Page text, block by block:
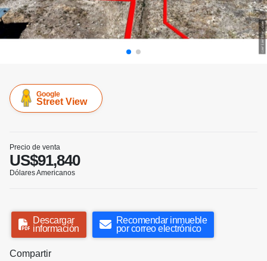
Google
Street View
Precio de venta
US$91,840
Dólares Americanos
Descargar
información
Recomendar inmueble
por correo electrónico
Compartir